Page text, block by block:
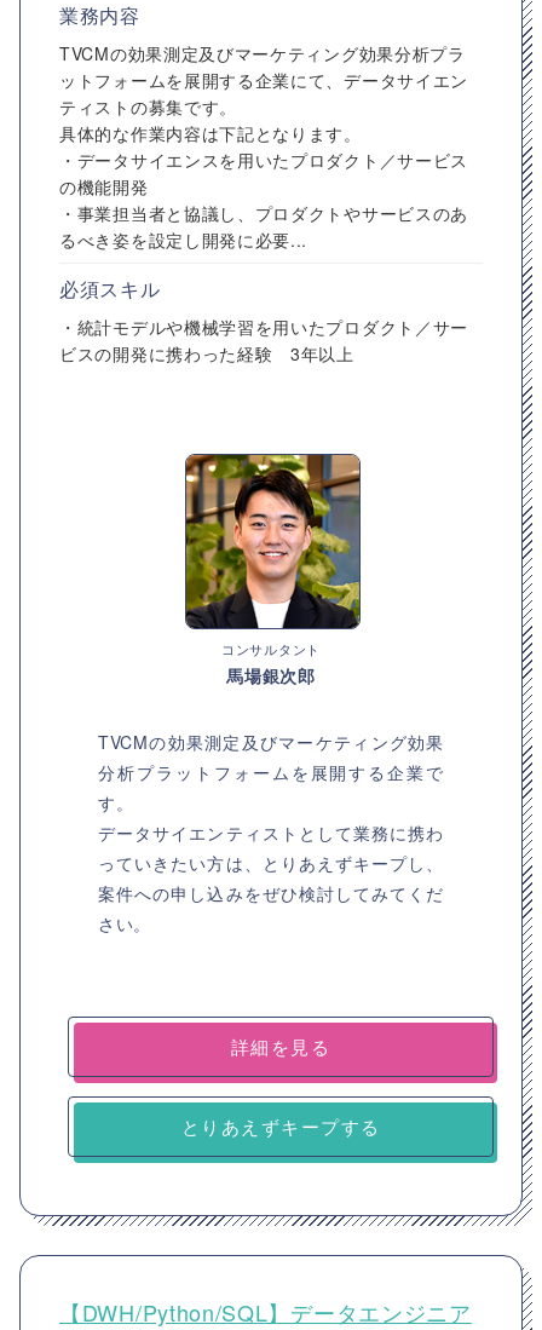
業務内容
TVCMの効果測定及びマーケティング効果分析プラ
ットフォームを展開する企業にて、データサイエン
ティストの募集です。
具体的な作業内容は下記となります。
・データサイエンスを用いたプロダクト／サービス
の機能開発
・事業担当者と協議し、プロダクトやサービスのあ
るべき姿を設定し開発に必要...
必須スキル
・統計モデルや機械学習を用いたプロダクト／サー
ビスの開発に携わった経験 3年以上
コンサルタント
馬場銀次郎
TVCMの効果測定及びマーケティング効果
分析プラットフォームを展開する企業で
す。
データサイエンティストとして業務に携わ
っていきたい方は、とりあえずキープし、
案件への申し込みをぜひ検討してみてくだ
さい。
詳細を見る
とりあえずキープする
【DWH/Python/SQL】データエンジニア